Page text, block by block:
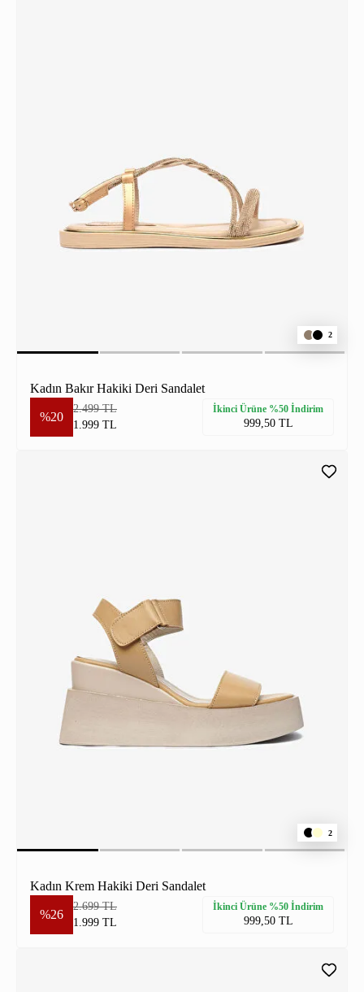
2
Kadın Bakır Hakiki Deri Sandalet
%20
2.499 TL
1.999 TL
İkinci Ürüne %50 İndirim
999,50 TL
2
Kadın Krem Hakiki Deri Sandalet
%26
2.699 TL
1.999 TL
İkinci Ürüne %50 İndirim
999,50 TL